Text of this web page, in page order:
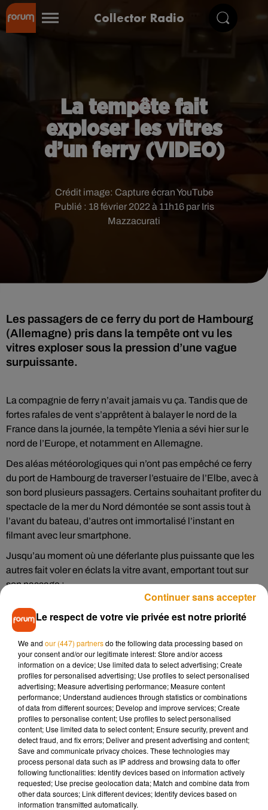
Collector Radio
La tempête fait
exploser les vitres
d’un ferry (VIDEO)
Publié : 18 février 2022 à 11h16 par Iris
Mazzacurati
Crédit image: Capture écran YouTube
Les passagers de ce ferry du port de Hambourg
(Allemagne) pris dans la tempête ont vu les
vitres exploser sous la pression d’une vague
surpuissante.
La compagnie de ferry n’avait jamais vu ça. Tandis que de
fortes rafales de vent s’apprêtent à balayer le nord de la
France dans la journée, la tempête Ylenia a sévi hier sur le
nord de l’Europe, et notamment en Allemagne.
Des aléas météorologiques qui n’ont pas empêché ce ferry
du port de Hambourg de traverser l’estuaire de l’Elbe, avec à
son bord plusieurs passagers. Certains souhaitant profiter du
spectacle de la mer du Nord démontée se sont assis tout à
l’avant du bateau, d’autres ont immortalisé l’instant en
filmant avec leur smartphone.
Jusqu’au moment où une déferlante plus puissante que les
autres fait voler en éclats la vitre avant, emportant tout sur
son passage :
Cet élément est masqué compte-tenu du refus du
dépôt de cookies que vous avez exprimé. Si vous
souhaitez l'afficher, merci de nous donner votre accord
en cliquant sur le bouton ci-dessous.
Afficher l'élément
Malgré la violence de l’impact, seuls trois blessés légers sont
à déplorer.
Le respect de votre vie privée est notre priorité
We and our (447) partnersdo the following data processing based on
your consent and/or our legitimate interest: Store and/or access
information on a device; Use limited data to select advertising; Create
profiles for personalised advertising; Use profiles to select personalised
advertising; Measure advertising performance; Measure content
performance; Understand audiences through statistics or combinations
of data from different sources; Develop and improve services; Create
profiles to personalise content; Use profiles to select personalised
content; Use limited data to select content; Ensure security, prevent and
detect fraud, and fix errors; Deliver and present advertising and content;
Save and communicate privacy choices. These technologies may
process personal data such as IP address and browsing data to offer
following functionalities: Identify devices based on information actively
requested; Use precise geolocation data; Match and combine data from
other data sources; Link different devices; Identify devices based on
information transmitted automatically.
Continuer sans accepter